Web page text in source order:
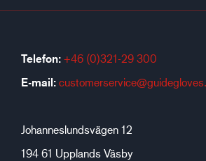
Telefon: +46 (0)321-29 300
E-mail:
Johanneslundsvägen 12
194 61 Upplands Väsby